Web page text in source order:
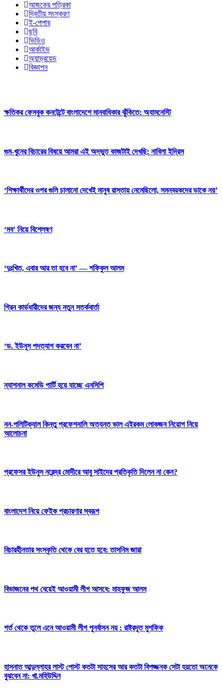
আজকের পত্রিকা
দ্বিতীয় সংস্করণ
ই-পেপার
ছবি
ভিডিও
আর্কাইভ
অ্যান্ড্রয়েড
বিজ্ঞাপন
ক্ষতিকর ফেসবুক কনটেন্টে বাংলাদেশে মানবাধিকার ঝুঁকিতে: অ্যামনেস্টি
গুম-খুনের বিচারের বিষয়ে আমরা এই অদ্ভুত কাজটাই দেখছি: নাবিলা ইদ্রিস
‘শিক্ষার্থীদের ওপর গুলি চালানো দেখেই মানুষ রাস্তায় নেমেছিলো, সমন্বয়কদের ডাকে নয়’
‘মব’ নিয়ে বিশ্লেষণ
‘দুঃখিত, এবার আর তা হবে না’ — শফিকুল আলম
গ্রিন কার্ডধারীদের জন্য নতুন সতর্কবার্তা
‘ড. ইউনূস পদত্যাগ করবেন না’
ন্যাশনাল কমেডি পার্টি হয়ে যাচ্ছে এনসিপি
নন-পলিটিক্যাল কিন্তু প্রফেশনালি অত্যন্ত ভাল এইরকম লোকজন নিয়োগ নিয়ে
আলোচনা
প্রফেসর ইউনুস নরেন্দ্র মোদীরে আবু সাইদের প্রতিকৃতি দিলেন না কেন?
বাংলাদেশ নিয়ে ফেইক প্রচারণার স্বরূপ
বিচারহীনতার সংস্কৃতি থেকে বের হতে হবে: তাসনিম জারা
বিভাজনের পথ বেয়েই আওয়ামী লীগ আসবে: মাহফুজ আলম
গর্ত থেকে তুলে এনে আওয়ামী লীগ পুনর্বাসন নয় : রাষ্ট্রদূত মুশফিক
হাসনাত আব্দুল্লাহর লাস্ট পোস্ট কতটা সাহসের আর কতটা বিপজ্জনক সেটা হয়তো অনেকে
বুঝবেন না: খা.মহিউদ্দিন